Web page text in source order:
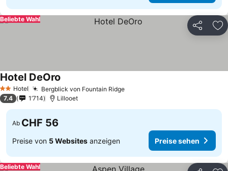
Teilen
Beliebte Wahl
2 Sterne
Hotel Bergblick von Fountain Ridge
Hotel DeOro
7.4 1’714 Lillooet
Ab CHF 56
Preise von 5 Websites anzeigen Preise sehen
Beliebte Wahl